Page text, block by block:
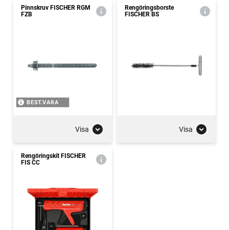
Pinnskruv FISCHER RGM
FZB
BEST.VARA
Visa
Rengöringsborste
FISCHER BS
Visa
Rengöringskit FISCHER
FIS CC